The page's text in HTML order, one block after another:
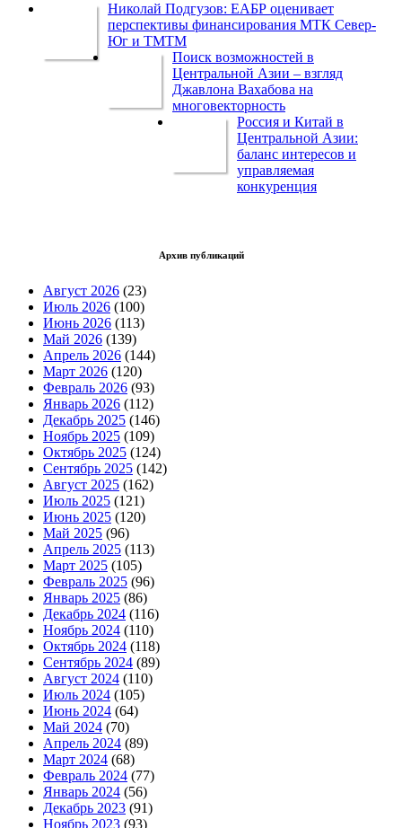
Николай Подгузов: ЕАБР оценивает
перспективы финансирования МТК Север-
Юг и ТМТМ
Поиск возможностей в
Центральной Азии – взгляд
Джавлона Вахабова на
многовекторность
Россия и Китай в
Центральной Азии:
баланс интересов и
управляемая
конкуренция
Архив публикаций
Август 2026 (23)
Июль 2026 (100)
Июнь 2026 (113)
Май 2026 (139)
Апрель 2026 (144)
Март 2026 (120)
Февраль 2026 (93)
Январь 2026 (112)
Декабрь 2025 (146)
Ноябрь 2025 (109)
Октябрь 2025 (124)
Сентябрь 2025 (142)
Август 2025 (162)
Июль 2025 (121)
Июнь 2025 (120)
Май 2025 (96)
Апрель 2025 (113)
Март 2025 (105)
Февраль 2025 (96)
Январь 2025 (86)
Декабрь 2024 (116)
Ноябрь 2024 (110)
Октябрь 2024 (118)
Сентябрь 2024 (89)
Август 2024 (110)
Июль 2024 (105)
Июнь 2024 (64)
Май 2024 (70)
Апрель 2024 (89)
Март 2024 (68)
Февраль 2024 (77)
Январь 2024 (56)
Декабрь 2023 (91)
Ноябрь 2023 (93)